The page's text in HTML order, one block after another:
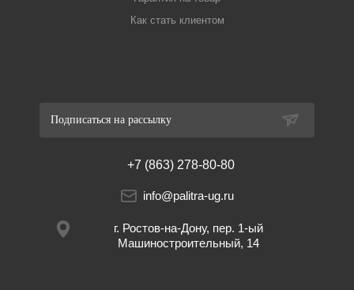
Как стать клиентом
Подписаться на рассылку
+7 (863) 278-80-80
info@palitra-ug.ru
г. Ростов-на-Дону, пер. 1-ый
Машиностроительный, 14